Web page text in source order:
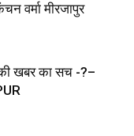
वर्मा मीरजापुर
खबर का सच -?–